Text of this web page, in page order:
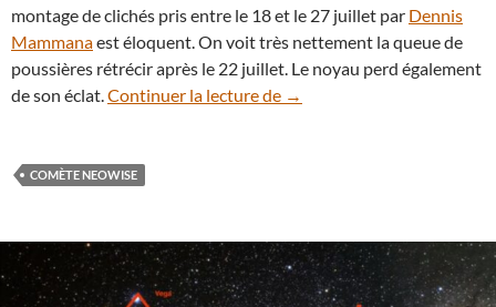
montage de clichés pris entre le 18 et le 27 juillet par Dennis
Mammanaest éloquent. On voit très nettement la queue de
poussières rétrécir après le 22 juillet. Le noyau perd également
de son éclat.Continuer la lecture de Clap de fin pour la comète
→
COMÈTE NEOWISE